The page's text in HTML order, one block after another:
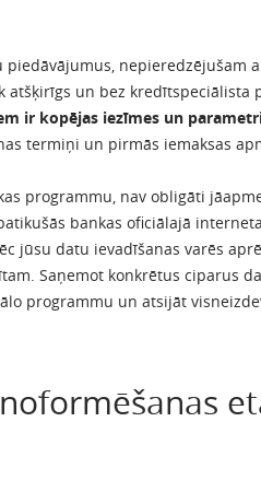
nepieredzējušam
atšķirīgs un bez kredītspeciālista
ir kopējas iezīmes un
termiņi un pirmās iemaksas
programmu, nav obligāti
bankas oficiālajā
jūsu datu ievadīšanas varēs
Saņemot konkrētus ciparus
programmu un atsijāt